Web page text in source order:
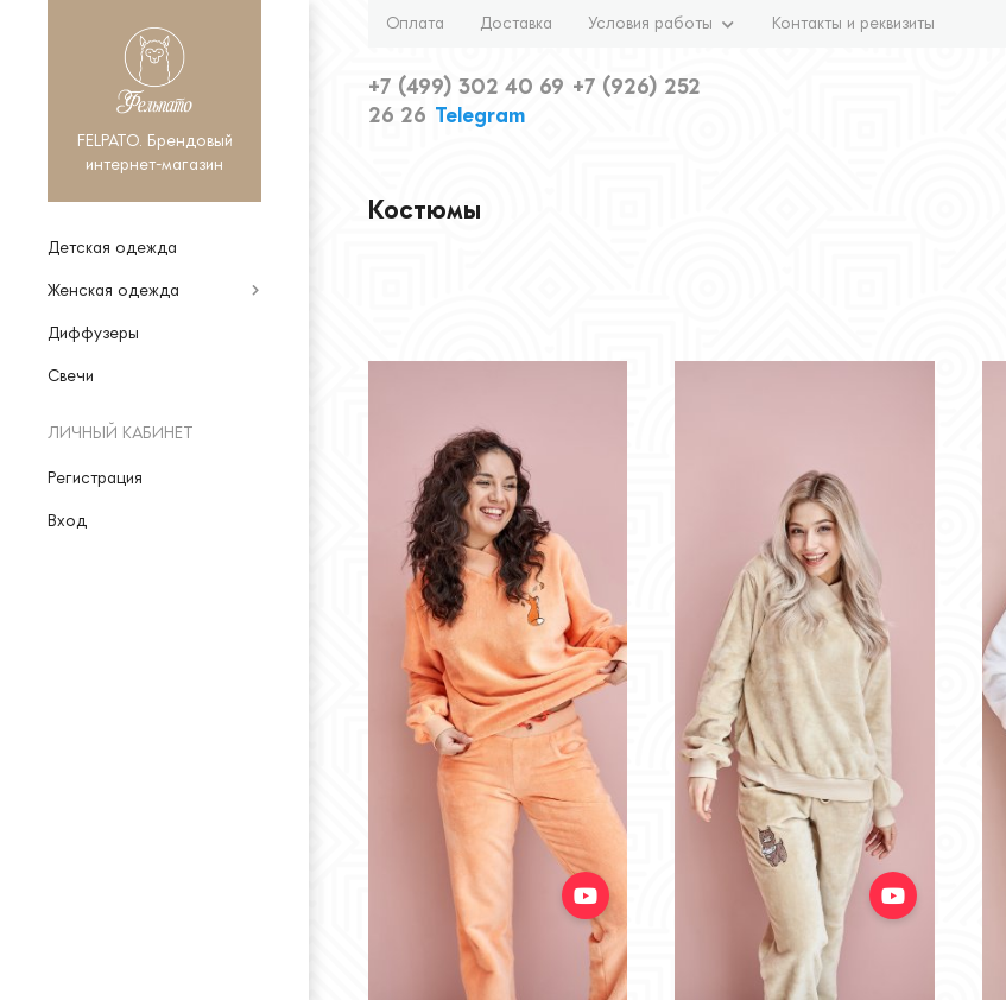
Оплата Доставка Условия работы Контакты и реквизиты
+7 (499) 302 40 69 +7 (926) 252
26 26 Telegram
FELPATO. Брендовый
интернет-магазин
Детская одежда
Женская одежда
Диффузеры
Свечи
ЛИЧНЫЙ КАБИНЕТ
Регистрация
Вход
Костюмы